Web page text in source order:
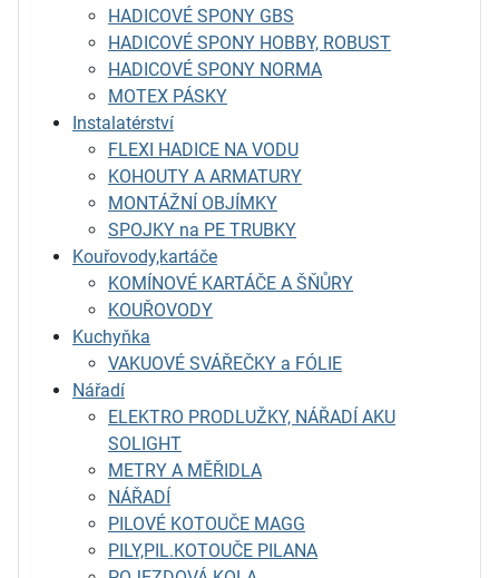
HADICOVÉ SPONY GBS
HADICOVÉ SPONY HOBBY, ROBUST
HADICOVÉ SPONY NORMA
MOTEX PÁSKY
Instalatérství
FLEXI HADICE NA VODU
KOHOUTY A ARMATURY
MONTÁŽNÍ OBJÍMKY
SPOJKY na PE TRUBKY
Kouřovody,kartáče
KOMÍNOVÉ KARTÁČE A ŠŇŮRY
KOUŘOVODY
Kuchyňka
VAKUOVÉ SVÁŘEČKY a FÓLIE
Nářadí
ELEKTRO PRODLUŽKY, NÁŘADÍ AKU
SOLIGHT
METRY A MĚŘIDLA
NÁŘADÍ
PILOVÉ KOTOUČE MAGG
PILY,PIL.KOTOUČE PILANA